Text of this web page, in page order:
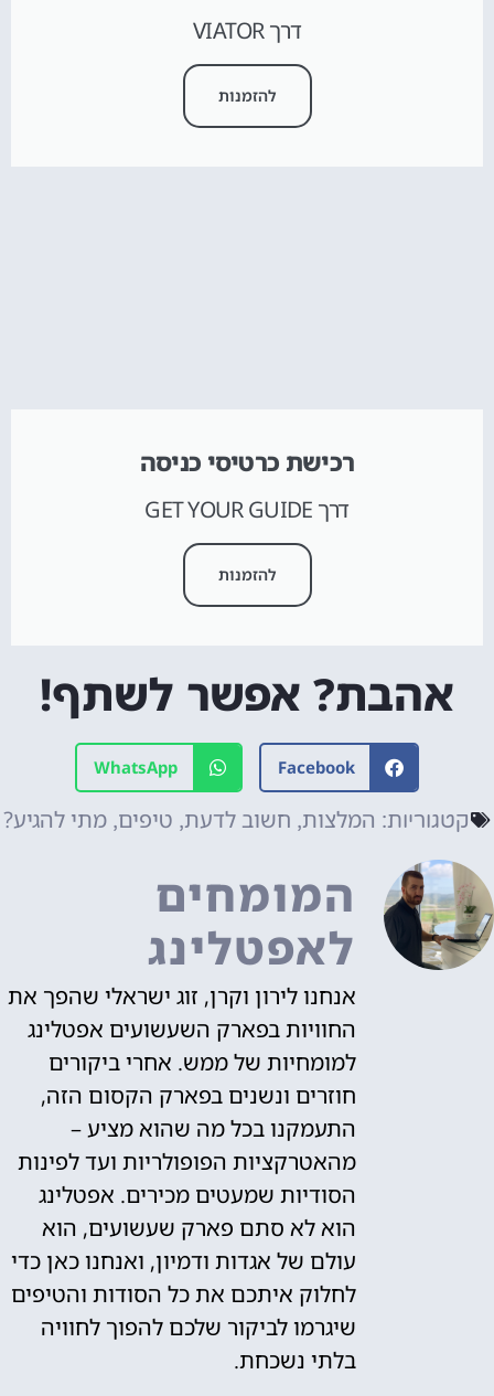
דרך VIATOR
להזמנות
רכישת כרטיסי כניסה
דרך GET YOUR GUIDE
להזמנות
אהבת? אפשר לשתף!
Facebook
WhatsApp
קטגוריות: המלצות, חשוב לדעת, טיפים, מתי להגיע?
המומחים
לאפטלינג
אנחנו לירון וקרן, זוג ישראלי שהפך את
החוויות בפארק השעשועים אפטלינג
למומחיות של ממש. אחרי ביקורים
חוזרים ונשנים בפארק הקסום הזה,
התעמקנו בכל מה שהוא מציע –
מהאטרקציות הפופולריות ועד לפינות
הסודיות שמעטים מכירים. אפטלינג
הוא לא סתם פארק שעשועים, הוא
עולם של אגדות ודמיון, ואנחנו כאן כדי
לחלוק איתכם את כל הסודות והטיפים
שיגרמו לביקור שלכם להפוך לחוויה
בלתי נשכחת.